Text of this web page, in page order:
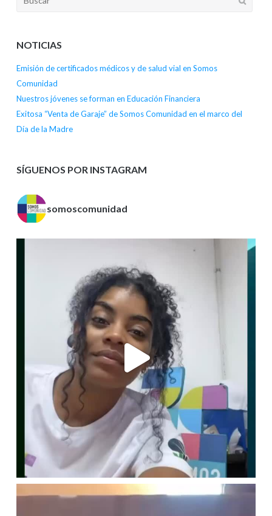
NOTICIAS
Emisión de certificados médicos y de salud vial en Somos
Comunidad
Nuestros jóvenes se forman en Educación Financiera
Exitosa “Venta de Garaje” de Somos Comunidad en el marco del
Día de la Madre
SÍGUENOS POR INSTAGRAM
somoscomunidad